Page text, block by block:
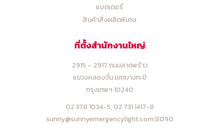
แบตเตอรี่
สินค้าสั่งผลิตพิเศษ
ที่ตั้งสำนักงานใหญ่
2915 – 2917 ถนนลาดพร้าว
แขวงคลองจั่น เขตบางกะปิ
กรุงเทพฯ 10240
02 378 1034-5, 02 731 1417-8
sunny@sunnyemergencylight.com:8090